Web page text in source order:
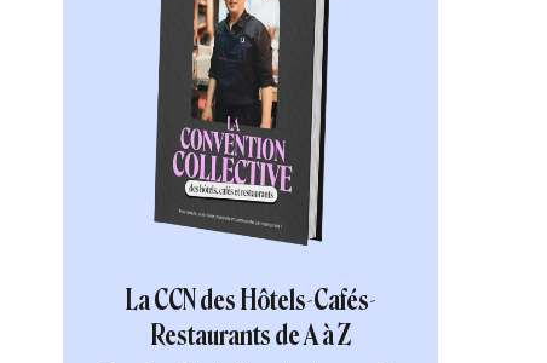
La CCN des Hôtels-Cafés-
Restaurants de A à Z